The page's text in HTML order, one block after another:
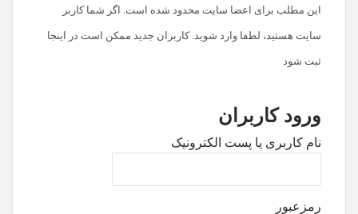
این مطلب برای اعضا سایت محدود شده است. اگر شما کاربر
سایت هستید، لطفا وارد شوید. کاربران جدید ممکن است در اینجا
ثبت شود
ورود کاربران
نام کاربری یا پست الکترونیک
رمزعبور